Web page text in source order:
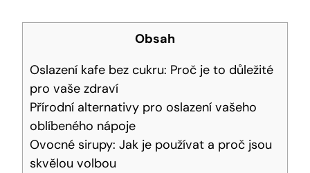
Obsah
Oslazení kafe bez cukru: Proč je to důležité
pro vaše zdraví
Přírodní alternativy pro oslazení vašeho
oblíbeného nápoje
Ovocné sirupy: Jak je používat a proč jsou
skvělou volbou